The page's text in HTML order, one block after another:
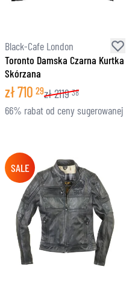
Black-Cafe London
Toronto Damska Czarna Kurtka
Skórzana
zł710 29zł2119 38
66% rabat od ceny sugerowanej
SALE